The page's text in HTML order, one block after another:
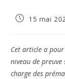
Publication
15 mai
Cet article a pour
niveau de preuve
charge des